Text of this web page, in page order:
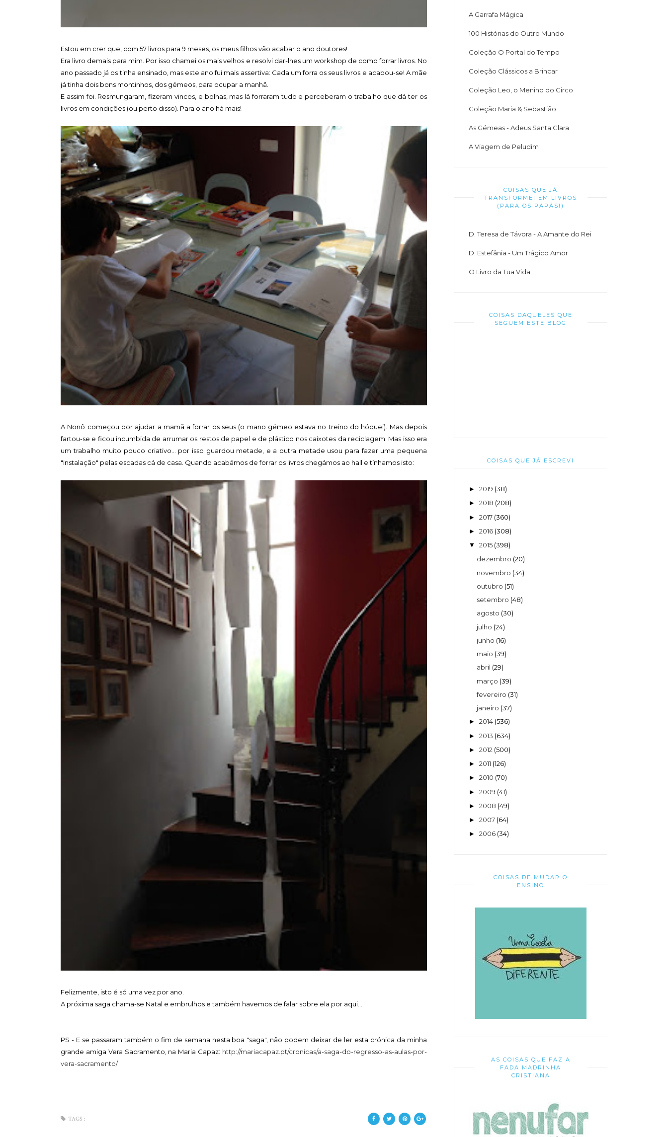
Estou em crer que, com 57 livros para 9 meses, os meus filhos vão acabar o ano doutores!
Era livro demais para mim. Por isso chamei os mais velhos e resolvi dar-lhes um workshop de como forrar livros. No
ano passado já os tinha ensinado, mas este ano fui mais assertiva: Cada um forra os seus livros e acabou-se! A mãe
já tinha dois bons montinhos, dos gémeos, para ocupar a manhã.
E assim foi. Resmungaram, fizeram vincos, e bolhas, mas lá forraram tudo e perceberam o trabalho que dá ter os
livros em condições (ou perto disso). Para o ano há mais!
A Nonô começou por ajudar a mamã a forrar os seus (o mano gémeo estava no treino do hóquei). Mas depois
fartou-se e ficou incumbida de arrumar os restos de papel e de plástico nos caixotes da reciclagem. Mas isso era
um trabalho muito pouco criativo... por isso guardou metade, e a outra metade usou para fazer uma pequena
"instalação" pelas escadas cá de casa. Quando acabámos de forrar os livros chegámos ao hall e tínhamos isto:
Felizmente, isto é só uma vez por ano.
A próxima saga chama-se Natal e embrulhos e também havemos de falar sobre ela por aqui...
PS - E se passaram também o fim de semana nesta boa "saga", não podem deixar de ler esta crónica da minha
grande amiga Vera Sacramento, na Maria Capaz: http://mariacapaz.pt/cronicas/a-saga-do-regresso-as-aulas-por-
vera-sacramento/
TAGS :
A Garrafa Mágica
100 Histórias do Outro Mundo
Coleção O Portal do Tempo
Coleção Clássicos a Brincar
Coleção Leo, o Menino do Circo
Coleção Maria & Sebastião
As Gémeas - Adeus Santa Clara
A Viagem de Peludim
COISAS QUE JÁ
TRANSFORMEI EM LIVROS
(PARA OS PAPÁS!)
D. Teresa de Távora - A Amante do Rei
D. Estefânia - Um Trágico Amor
O Livro da Tua Vida
COISAS DAQUELES QUE
SEGUEM ESTE BLOG
COISAS QUE JÁ ESCREVI
► 2019 (38)
► 2018 (208)
► 2017 (360)
► 2016 (308)
▼ 2015 (398)
dezembro (20)
novembro (34)
outubro (51)
setembro (48)
agosto (30)
julho (24)
junho (16)
maio (39)
abril (29)
março (39)
fevereiro (31)
janeiro (37)
► 2014 (536)
► 2013 (634)
► 2012 (500)
► 2011 (126)
► 2010 (70)
► 2009 (41)
► 2008 (49)
► 2007 (64)
► 2006 (34)
COISAS DE MUDAR O
ENSINO
AS COISAS QUE FAZ A
FADA MADRINHA
CRISTIANA